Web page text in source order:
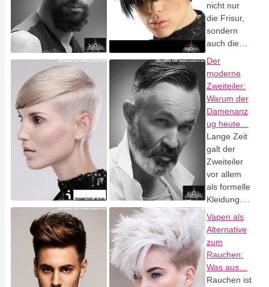
nicht nur
die Frisur,
sondern
auch die…
Der
moderne
Zweiteiler:
Warum der
Damenanz
ug heute…
Lange Zeit
galt der
Zweiteiler
vor allem
als formelle
Kleidung.…
Vapen als
Alternative
zum
Rauchen:
Was aus…
Rauchen ist